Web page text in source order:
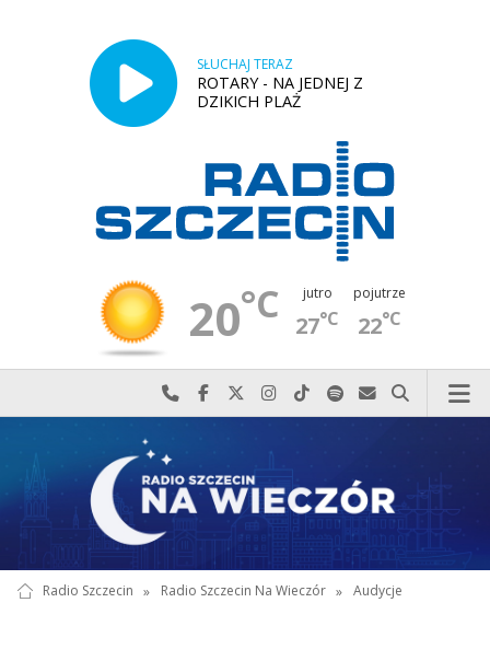
SŁUCHAJ TERAZ
ROTARY - NA JEDNEJ Z
DZIKICH PLAŻ
20°C jutro
27°C
pojutrze
22°C
Najlepiej po prostu do nas zadzwoń
Odwiedź nas na Facebook-u
Odwiedź nas na X
Odwiedź nas na Instagram-ie
Odwiedź nas na TikTok-u
Szukaj nas na Spotify
Wyślij do nas
Szukaj
Radio Szczecin » Radio Szczecin Na Wieczór » Audycje